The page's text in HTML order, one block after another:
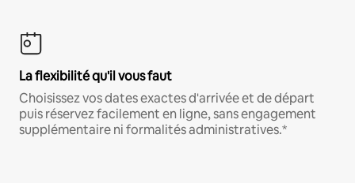
La flexibilité qu'il vous faut
Choisissez vos dates exactes d'arrivée et de départ
puis réservez facilement en ligne, sans engagement
supplémentaire ni formalités administratives.*